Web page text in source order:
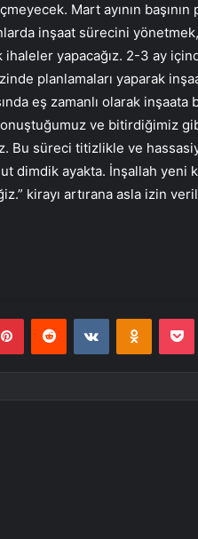
Mart ayının
inşaat sürecini
yapacağız. 2-3 ay
planlamaları yaparak
eş zamanlı olarak inşaata
ve bitirdiğimiz
Bu süreci titizlikle ve
dimdik ayakta. İnşallah yeni
kirayı artırana asla izin
PinterestReddit VKontakte